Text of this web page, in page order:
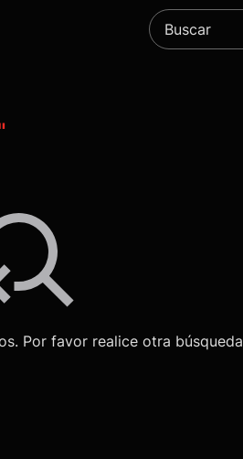
Por favor realice otra búsqueda